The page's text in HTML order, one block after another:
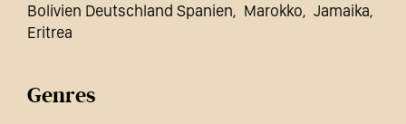
Bolivien Deutschland Spanien
Marokko
Jamaika
Eritrea
Genres